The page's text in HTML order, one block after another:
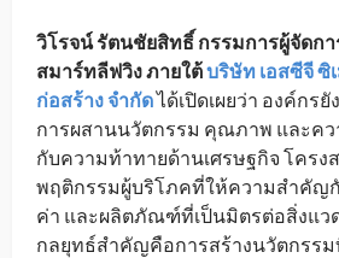
วิโรจน์ รัตนชัยสิทธิ์ กรรมการผู้จัดก
สมาร์ทลีฟวิง ภายใต้บริษัท เอสซีจี
ก่อสร้าง จำกัดได้เปิดเผยว่า องค์กร
การผสานนวัตกรรม คุณภาพ และคว
กับความท้าทายด้านเศรษฐกิจ โครง
พฤติกรรมผู้บริโภคที่ให้ความสำคัญ
ค่า และผลิตภัณฑ์ที่เป็นมิตรต่อสิ่งแว
กลยุทธ์สำคัญคือการสร้างนวัตกรร